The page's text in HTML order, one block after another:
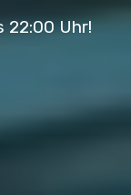
22:00 Uhr!